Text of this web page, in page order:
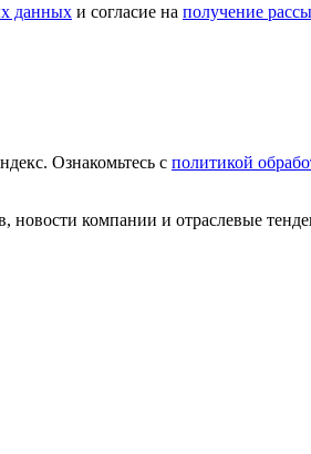
данных и согласие на получение
Ознакомьтесь с политикой
компании и отраслевые